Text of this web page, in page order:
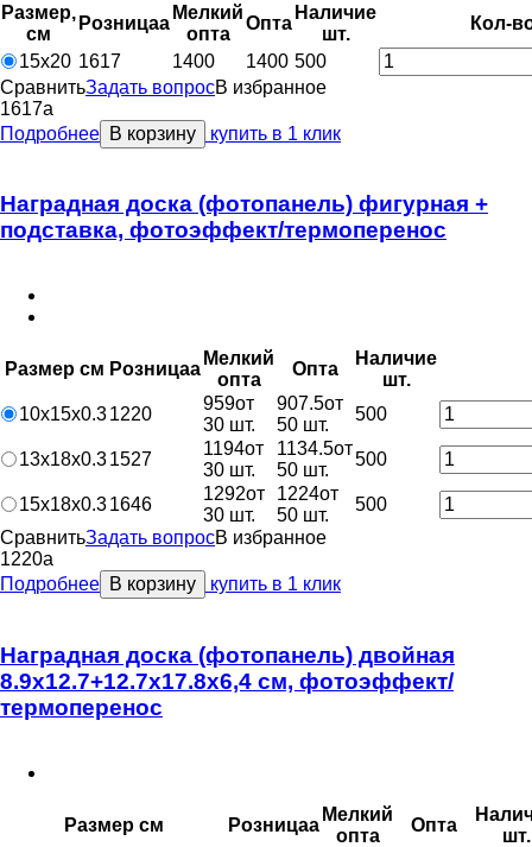
Размер,
см
Розницаa
Мелкий
оптa
Оптa
Наличие
шт.
Кол-
15х20 1617 1400 1400 500
СравнитьЗадать вопросВ избранное
1617a
Подробнее В корзину купить в 1 клик
Наградная доска (фотопанель) фигурная +
подставка, фотоэффект/термоперенос
Размер см Розницаa
Мелкий
оптa
Оптa
Наличие
шт.
10х15х0.31220
959от
30 шт.
907.5от
50 шт.
500
13х18х0.31527
1194от
30 шт.
1134.5от
50 шт.
500
15х18х0.31646
1292от
30 шт.
1224от
50 шт.
500
СравнитьЗадать вопросВ избранное
1220a
Подробнее В корзину купить в 1 клик
Наградная доска (фотопанель) двойная
8.9х12.7+12.7х17.8х6,4 см, фотоэффект/
термоперенос
Размер см Розницаa
Мелкий
оптa
Оптa
шт.